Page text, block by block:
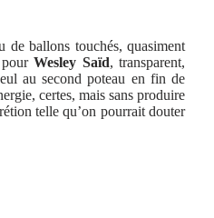
de ballons touchés, quasiment
pourWesley Saïd, transparent,
au second poteau en fin de
certes, mais sans produire
telle qu’on pourrait douter